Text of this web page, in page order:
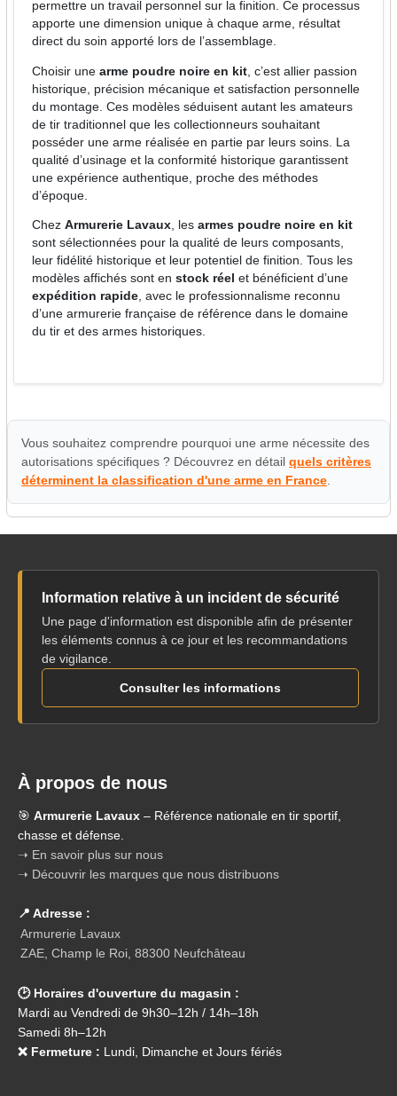
permettre un travail personnel sur la finition. Ce processus
apporte une dimension unique à chaque arme, résultat
direct du soin apporté lors de l’assemblage.
Choisir unearme poudre noire en kit , c’est allier passion
historique, précision mécanique et satisfaction personnelle
du montage. Ces modèles séduisent autant les amateurs
de tir traditionnel que les collectionneurs souhaitant
posséder une arme réalisée en partie par leurs soins. La
qualité d’usinage et la conformité historique garantissent
une expérience authentique, proche des méthodes
d’époque.
ChezArmurerie Lavaux, lesarmes poudre noire en kit
sont sélectionnées pour la qualité de leurs composants,
leur fidélité historique et leur potentiel de finition. Tous les
modèles affichés sont enstock réel et bénéficient d’une
expédition rapide, avec le professionnalisme reconnu
d’une armurerie française de référence dans le domaine
du tir et des armes historiques.
Vous souhaitez comprendre pourquoi une arme nécessite des
autorisations spécifiques ? Découvrez en détailquels critères
déterminent la classification d'une arme en France.
Information relative à un incident de sécurité
Une page d'information est disponible afin de présenter
les éléments connus à ce jour et les recommandations
de vigilance.
Consulter les informations
À propos de nous
🎯 Armurerie Lavaux – Référence nationale en tir sportif,
chasse et défense.
➝ En savoir plus sur nous
➝ Découvrir les marques que nous distribuons
📍 Adresse :
Armurerie Lavaux
ZAE, Champ le Roi, 88300 Neufchâteau
🕑 Horaires d'ouverture du magasin :
Mardi au Vendredi de 9h30–12h / 14h–18h
Samedi 8h–12h
❌ Fermeture : Lundi, Dimanche et Jours fériés